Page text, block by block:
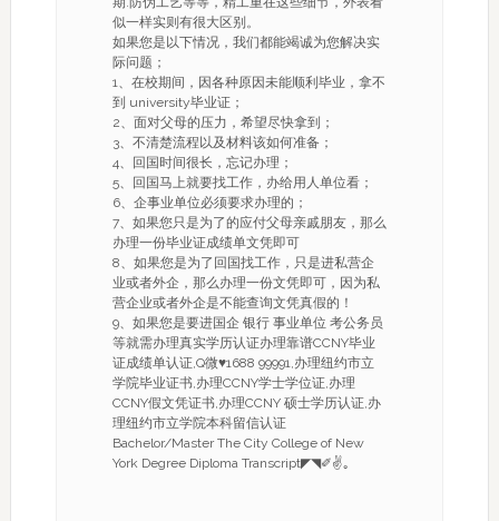
似一样实则有很大区别。
如果您是以下情况，我们都能竭诚为您解决实
际问题；
1、在校期间，因各种原因未能顺利毕业，拿不
到 university毕业证；
2、面对父母的压力，希望尽快拿到；
3、不清楚流程以及材料该如何准备；
4、回国时间很长，忘记办理；
5、回国马上就要找工作，办给用人单位看；
6、企事业单位必须要求办理的；
7、如果您只是为了的应付父母亲戚朋友，那么
办理一份毕业证成绩单文凭即可
8、如果您是为了回国找工作，只是进私营企
业或者外企，那么办理一份文凭即可，因为私
营企业或者外企是不能查询文凭真假的！
9、如果您是要进国企 银行 事业单位 考公务员
等就需办理真实学历认证办理靠谱CCNY毕业
证成绩单认证,Q微♥1688 99991,办理纽约市立
学院毕业证书,办理CCNY学士学位证,办理
CCNY假文凭证书,办理CCNY 硕士学历认证,办
理纽约市立学院本科留信认证
Bachelor/Master The City College of New
York Degree Diploma Transcript◤◥✐✌｡